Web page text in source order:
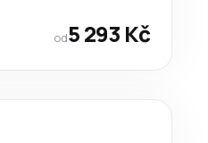
od5 293 Kč